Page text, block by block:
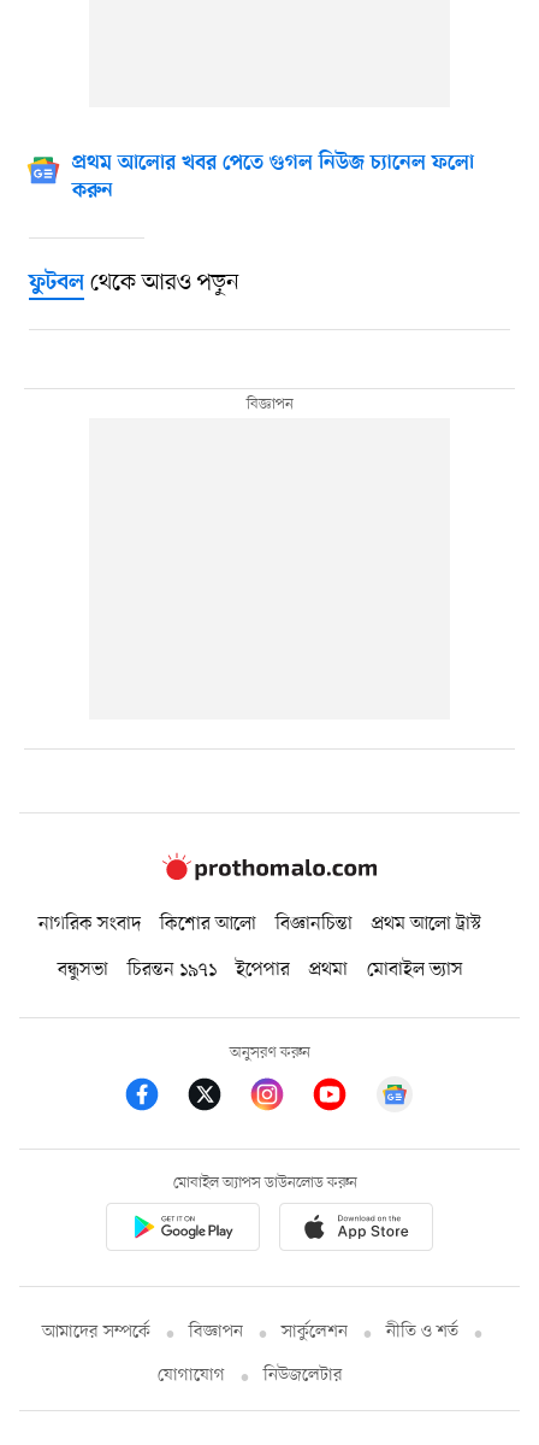
প্রথম আলোর খবর পেতে গুগল নিউজ চ্যানেল ফলো
করুন
ফুটবলথেকে আরও পড়ুন
নাগরিক সংবাদ কিশোর আলো বিজ্ঞানচিন্তা
প্রথম আলো ট্রাস্ট
বন্ধুসভা
চিরন্তন ১৯৭১ ইপেপার প্রথমা মোবাইল ভ্যাস
অনুসরণ করুন
মোবাইল অ্যাপস ডাউনলোড করুন
আমাদের সম্পর্কে বিজ্ঞাপন সার্কুলেশন
নীতি ও শর্ত
যোগাযোগ
নিউজলেটার